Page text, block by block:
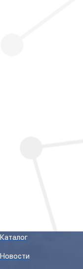
Каталог
Новости